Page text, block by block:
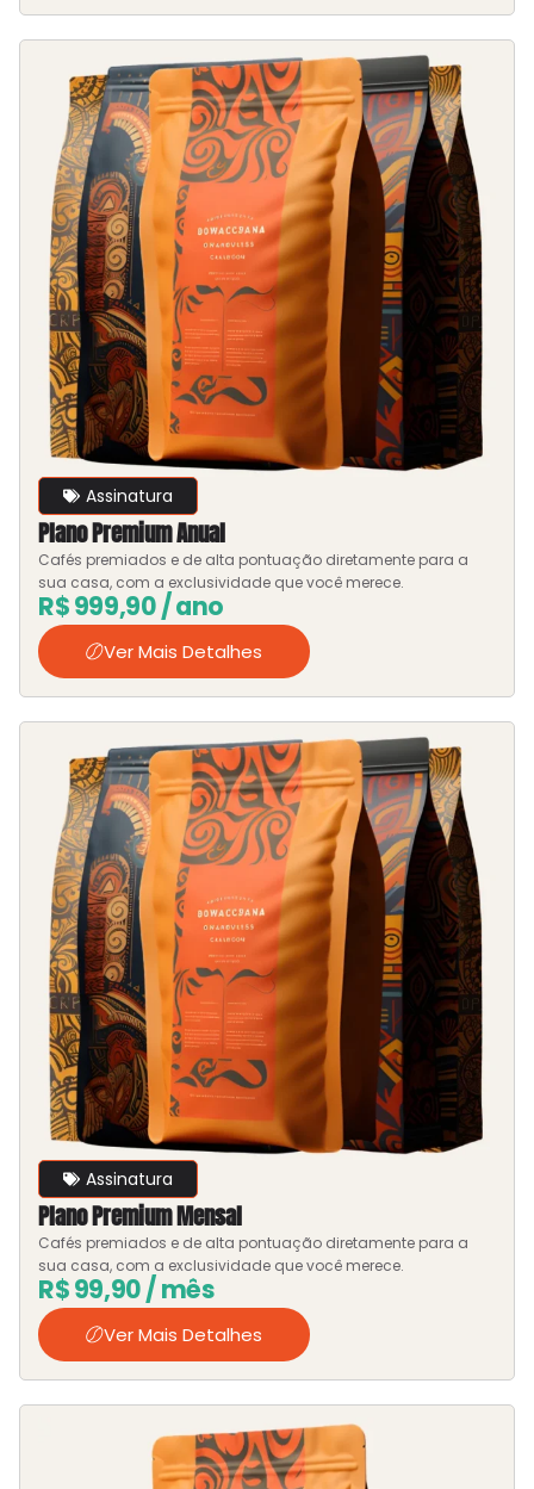
Assinatura
Plano Premium Anual
Cafés premiados e de alta pontuação diretamente para a
sua casa, com a exclusividade que você merece.
R$999,90/ ano
Ver Mais Detalhes
Assinatura
Plano Premium Mensal
Cafés premiados e de alta pontuação diretamente para a
sua casa, com a exclusividade que você merece.
R$99,90/ mês
Ver Mais Detalhes